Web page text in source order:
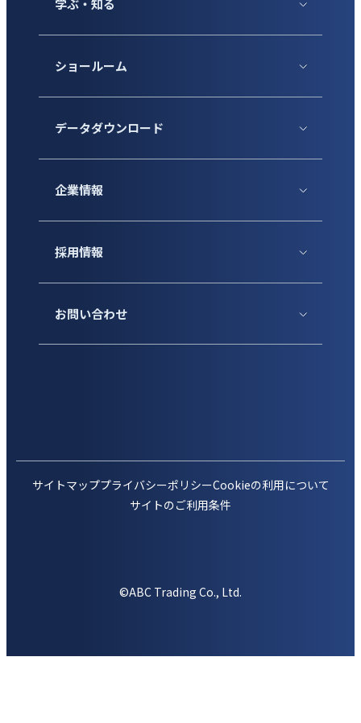
ショールーム
データダウンロード
企業情報
採用情報
お問い合わせ
サイトマッププライバシーポリシーCookieの利用について
サイトのご利用条件
©ABC Trading Co., Ltd.